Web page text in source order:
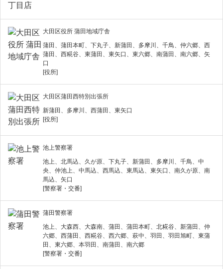
大田区役所 蒲田地域庁舎
蒲田、蒲田本町、下丸子、新蒲田、多摩川、千鳥、仲六郷、西
蒲田、西糀谷、東蒲田、東矢口、東六郷、南蒲田、南六郷、矢
口
[役所]
大田区蒲田西特別出張所
新蒲田、多摩川、西蒲田、東矢口
[役所]
池上警察署
池上、北馬込、久が原、下丸子、新蒲田、多摩川、千鳥、中
央、仲池上、中馬込、西馬込、東馬込、東矢口、南久が原、南
馬込、矢口
[警察署・交番]
蒲田警察署
池上、大森西、大森南、蒲田、蒲田本町、北糀谷、新蒲田、仲
六郷、西蒲田、西糀谷、西六郷、萩中、羽田、羽田旭町、東蒲
田、東六郷、本羽田、南蒲田、南六郷
[警察署・交番]